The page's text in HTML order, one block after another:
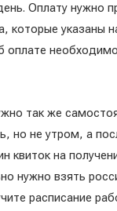
Оплату нужно
которые указаны
оплате
так же
но не утром, а
квиток на
нужно взять
расписание